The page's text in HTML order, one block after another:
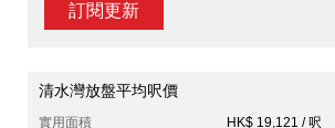
訂閱更新
清水灣放盤平均呎價
實用面積
HK$ 19,121 / 呎